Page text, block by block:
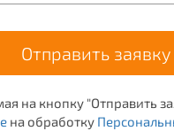
на кнопку "Отправить
на обработку